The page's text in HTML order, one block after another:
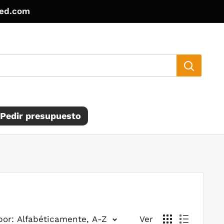
Pedir presupuesto
Alfabéticamente, A-Z Ver